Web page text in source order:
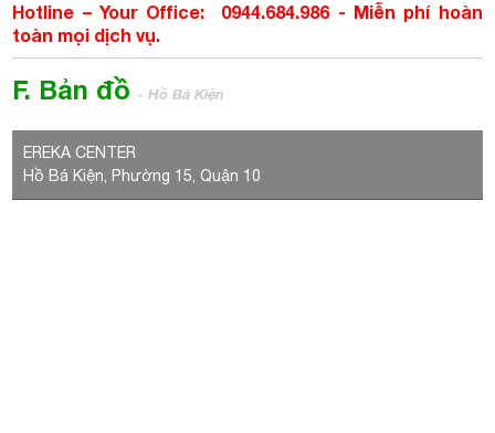
Hotline – Your Office: 0944.684.986 - Miễn phí hoàn
toàn mọi dịch vụ.
F. Bản đồ- Hồ Bá Kiện
EREKA CENTER
Hồ Bá Kiện, Phường 15, Quận 10